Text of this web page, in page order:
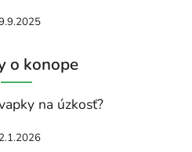
o konope
na úzkosť?